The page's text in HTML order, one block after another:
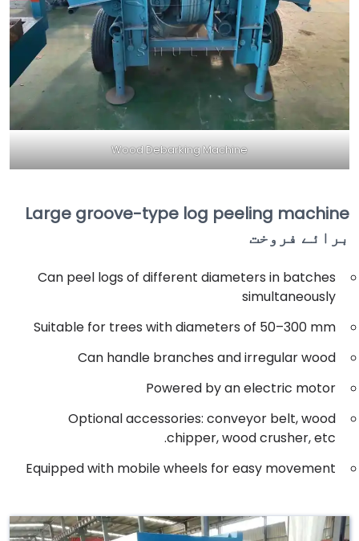
Wood Debarking Machine
Large groove-type log peeling machine
برائے فروخت
Can peel logs of different diameters in batches
simultaneously
Suitable for trees with diameters of 50–300 mm
Can handle branches and irregular wood
Powered by an electric motor
Optional accessories: conveyor belt, wood
chipper, wood crusher, etc.
Equipped with mobile wheels for easy movement